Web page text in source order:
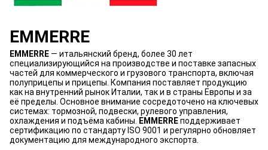
EMMERRE
EMMERRE — итальянский бренд, более 30 лет
специализирующийся на производстве и поставке запасных
частей для коммерческого и грузового транспорта, включая
полуприцепы и прицепы. Компания поставляет продукцию
как на внутренний рынок Италии, так и в страны Европы и за
её пределы. Основное внимание сосредоточено на ключевых
системах: тормозной, подвески, рулевого управления,
охлаждения и подъёма кабины.
EMMERREподдерживает
сертификацию по стандарту ISO 9001 и регулярно обновляет
документацию для международного экспорта.